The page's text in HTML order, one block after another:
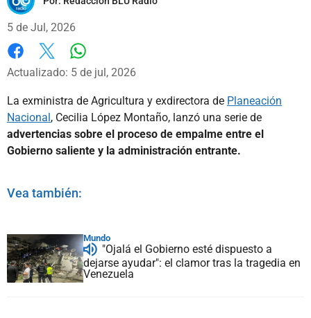
5 de Jul, 2026
Facebook
X
Actualizado: 5 de jul, 2026
La exministra de Agricultura y exdirectora de Planeación
Nacional, Cecilia López Montaño, lanzó una serie de
advertencias sobre el proceso de empalme entre el
Gobierno saliente y la administración entrante.
Vea también:
Mundo
"Ojalá el Gobierno esté dispuesto a
dejarse ayudar": el clamor tras la tragedia en
Venezuela